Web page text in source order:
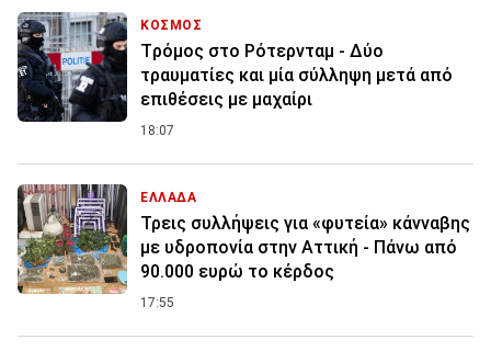
ΚΟΣΜΟΣ
Tρόμος στο Ρότερνταμ - Δύο
τραυματίες και μία σύλληψη μετά από
επιθέσεις με μαχαίρι
18:07
ΕΛΛΑΔΑ
Τρεις συλλήψεις για «φυτεία» κάνναβης
με υδροπονία στην Αττική - Πάνω από
90.000 ευρώ το κέρδος
17:55